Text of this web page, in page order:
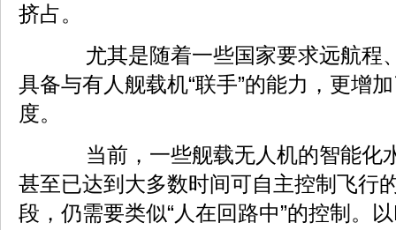
挤占。
尤其是随着一些国家要求远航程
具备与有人舰载机“联手”的能力，更增
度。
当前，一些舰载无人机的智能化
甚至已达到大多数时间可自主控制飞行
段，仍需要类似“人在回路中”的控制。